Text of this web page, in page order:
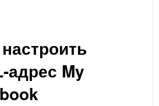
адрес My